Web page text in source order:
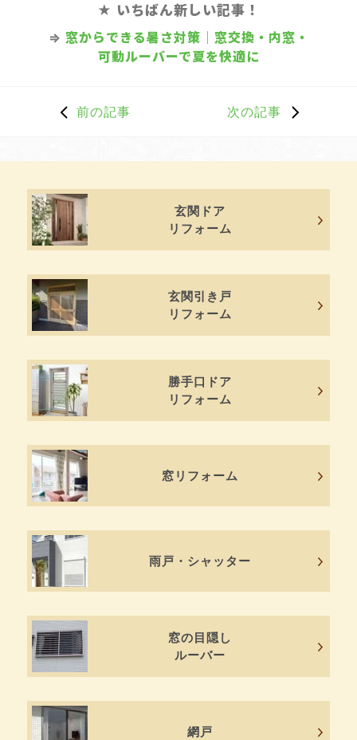
★ いちばん新しい記事！
⇒ 窓からできる暑さ対策｜窓交換・内窓・
可動ルーバーで夏を快適に
前の記事 次の記事
玄関ドア
リフォーム
玄関引き戸
リフォーム
勝手口ドア
リフォーム
窓リフォーム
雨戸・シャッター
窓の目隠し
ルーバー
網戸